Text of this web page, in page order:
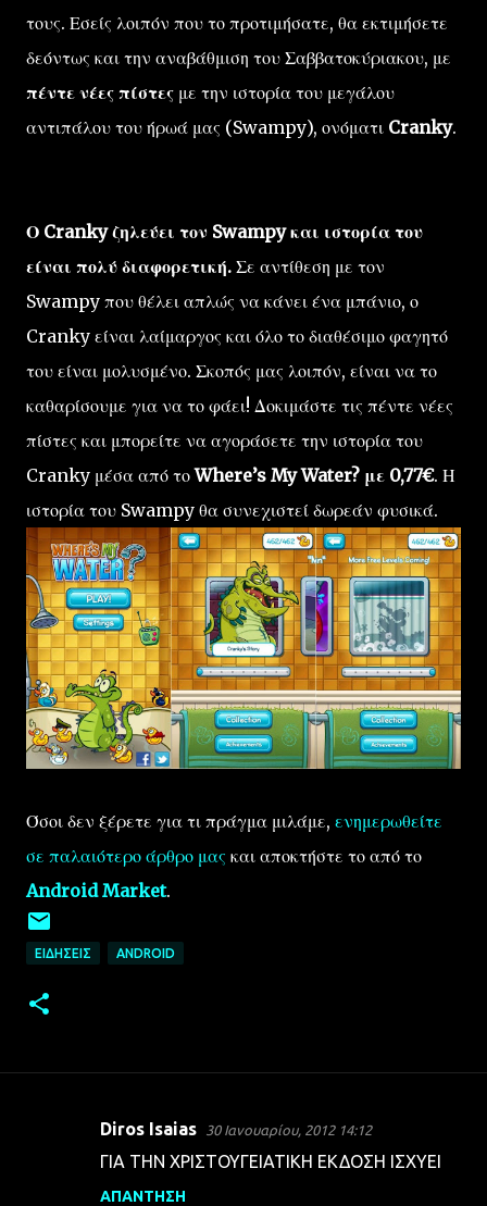
τους. Εσείς λοιπόν που το προτιμήσατε, θα εκτιμήσετε
δεόντως και την αναβάθμιση του Σαββατοκύριακου, με
πέντε νέες πίστες με την ιστορία του μεγάλου
αντιπάλου του ήρωά μας (Swampy), ονόματι Cranky.
Ο Cranky ζηλεύει τον Swampy και ιστορία του
είναι πολύ διαφορετική. Σε αντίθεση με τον
Swampy που θέλει απλώς να κάνει ένα μπάνιο, ο
Cranky είναι λαίμαργος και όλο το διαθέσιμο φαγητό
του είναι μολυσμένο. Σκοπός μας λοιπόν, είναι να το
καθαρίσουμε για να το φάει! Δοκιμάστε τις πέντε νέες
πίστες και μπορείτε να αγοράσετε την ιστορία του
Cranky μέσα από τοWhere’s My Water? με 0,77€. Η
ιστορία του Swampy θα συνεχιστεί δωρεάν φυσικά.
Όσοι δεν ξέρετε για τι πράγμα μιλάμε, ενημερωθείτε
σε παλαιότερο άρθρο μας και αποκτήστε το από το
Android Market.
ΕΙΔΉΣΕΙΣ ANDROID
Diros Isaias 30 Ιανουαρίου, 2012 14:12
ΓΙΑ ΤΗΝ ΧΡΙΣΤΟΥΓΕΙΑΤΙΚΗ ΕΚΔΟΣΗ ΙΣΧΥΕΙ
ΑΠΆΝΤΗΣΗ